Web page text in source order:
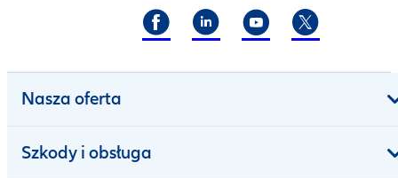
Nasza oferta
Szkody i obsługa